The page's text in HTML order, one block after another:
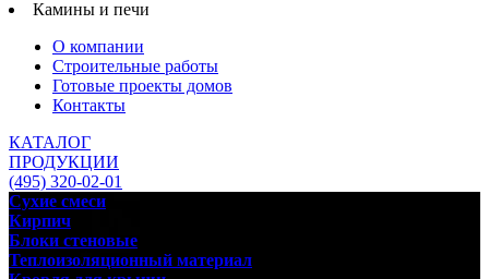
Камины и печи
О компании
Строительные работы
Готовые проекты домов
Контакты
КАТАЛОГ
ПРОДУКЦИИ
(495) 320-02-01
Сухие смеси
Кирпич
Блоки стеновые
Теплоизоляционный материал